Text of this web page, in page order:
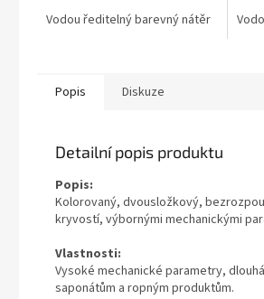
Vodou ředitelný barevný nátěr
Popis Diskuze
Detailní popis produktu
Popis:
Kolorovaný, dvousložkový,
kryvostí, výbornými mechanickými
Vlastnosti:
Vysoké mechanické parametry,
saponátům a ropným produktům.